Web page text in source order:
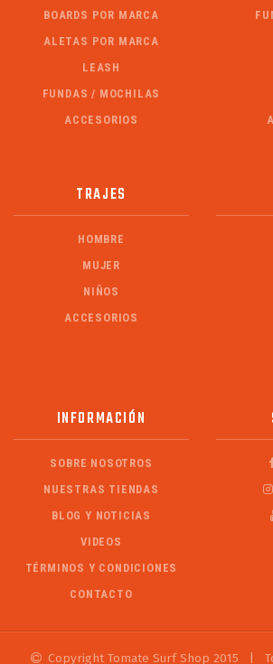
BOARDS POR MARCA
ALETAS POR MARCA
LEASH
FUNDAS / MOCHILAS
ACCESORIOS
TRAJES
HOMBRE
MUJER
NIÑOS
ACCESORIOS
INFORMACIÓN
SOBRE NOSOTROS
NUESTRAS TIENDAS
BLOG Y NOTICIAS
VIDEOS
TÉRMINOS Y CONDICIONES
CONTACTO
Copyright Tomate Surf Shop 2015